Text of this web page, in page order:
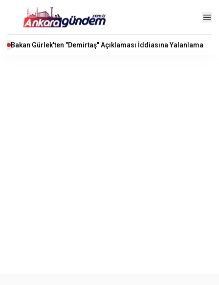
Bakan Gürlek'ten "Demirtaş" Açıklaması İddiasına Yalanlama